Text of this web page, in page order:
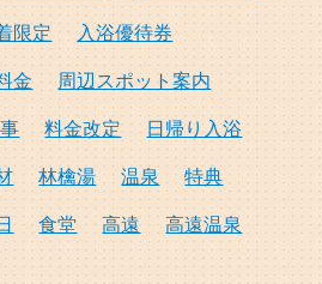
限定
入浴優待券
金
周辺スポット案内
料金改定
日帰り入浴
林檎湯 温泉
特典
食堂 高遠
高遠温泉